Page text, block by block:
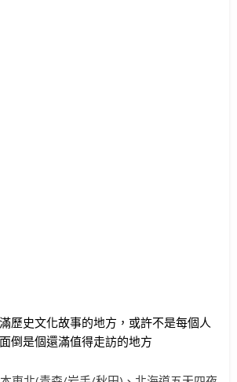
歷史文化故事的地方，或許不是每個人
倒是個還滿值得走訪的地方